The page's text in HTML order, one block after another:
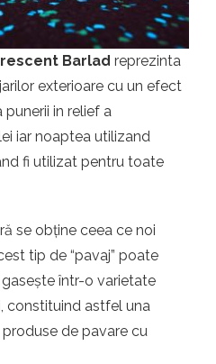
Barlad reprezinta
exterioare cu un efect
in relief a
iar noaptea utilizand
fi utilizat pentru toate
se obține ceea ce noi
tip de “pavaj” poate
într-o varietate
constituind astfel una
de pavare cu